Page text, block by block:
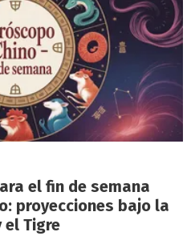
el fin de semana
proyecciones bajo la
el Tigre